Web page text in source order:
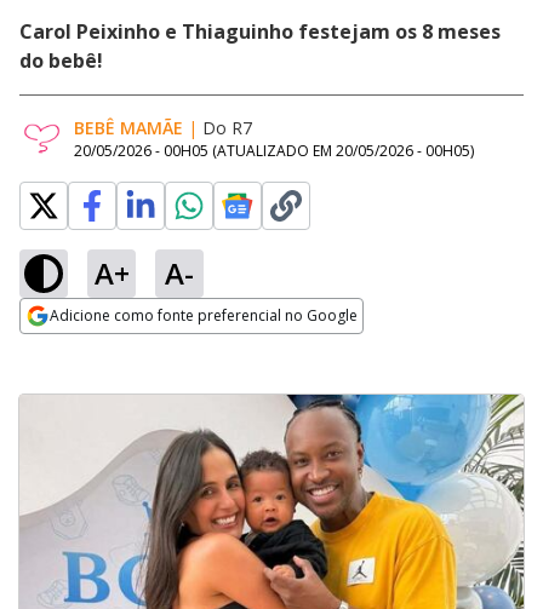
Carol Peixinho e Thiaguinho festejam os 8 meses
do bebê!
BEBÊ MAMÃE | Do R7
20/05/2026 - 00H05 (ATUALIZADO EM 20/05/2026 - 00H05)
A+ A-
Adicione como fonte preferencial no Google